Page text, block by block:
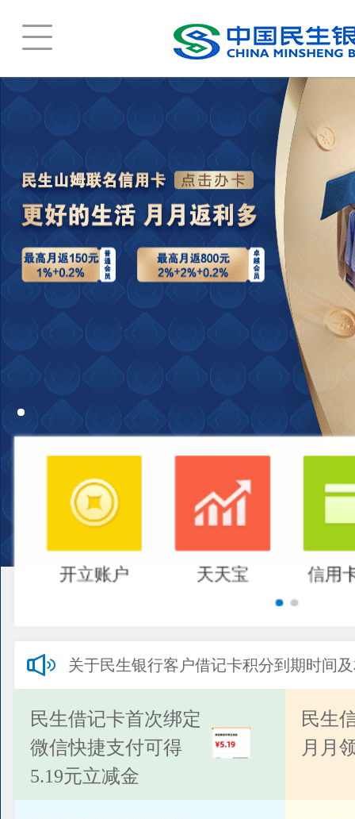
开立账户 天天宝 信用
关于民生银行客户借记卡积分到期时间
公告
民生借记卡首次绑定
微信快捷支付可得
5.19元立减金
民生
月月